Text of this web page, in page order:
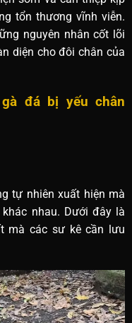
tổn thương vĩnh viễn.
nguyên nhân cốt lõi
diện cho đôi chân của
đá bị yếu chân
tự nhiên xuất hiện mà
nhau. Dưới đây là
mà các sư kê cần lưu